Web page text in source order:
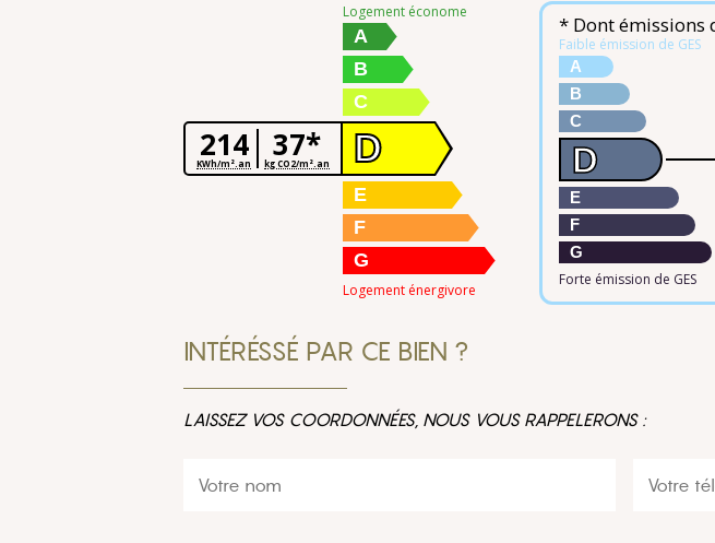
214
KWh/m².an 37*
kg CO2/m².an
Logement économe
A
B
C
D
E
F
G
Logement énergivore
* Dont émissions
Faible émission de GES
A
B
C
D
E
F
G
Forte émission de GES
INTÉRÉSSÉ PAR CE BIEN ?
LAISSEZ VOS COORDONNÉES, NOUS VOUS RAPPELERONS :